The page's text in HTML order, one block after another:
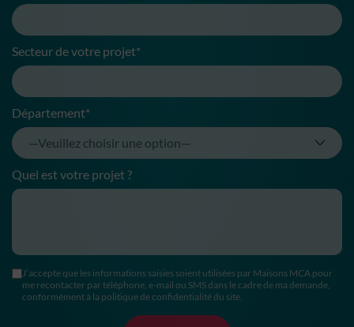
Secteur de votre projet*
Département*
Quel est votre projet ?
J’accepte que les informations saisies soient utilisées par Maisons MCA pour
me recontacter par téléphone, e-mail ou SMS dans le cadre de ma demande,
conformément à la politique de confidentialité du site.